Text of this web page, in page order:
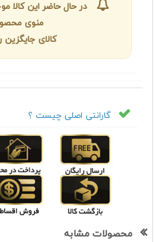
در حال حاضر این کالا
منوی
کالای جایگزین
گارانتی اصلی چیست ؟
محصولات مشابه